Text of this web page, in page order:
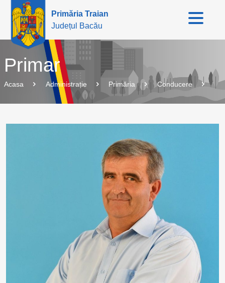
Primăria Traian
Județul Bacău
Primar
Acasa Administrație Primăria Conducere